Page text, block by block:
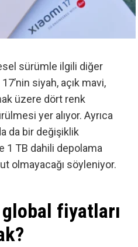
sürümle ilgili diğer
siyah, açık mavi,
üzere dört renk
yer alıyor. Ayrıca
da bir değişiklik
1 TB dahili depolama
olmayacağı söyleniyor.
fiyatları